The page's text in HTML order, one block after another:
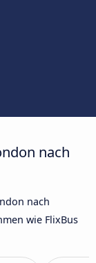
nach
nach
wie FlixBus